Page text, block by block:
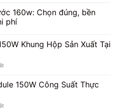
Bao
Nhiêu?
Cập
Mới
Pha
LED
Module
Tuổi
Lâu?
160w: Chọn đúng, bền
phí
Khung Hộp Sản Xuất Tại
ở
Pha
Module
Khung
150W Công Suất Thực
ở